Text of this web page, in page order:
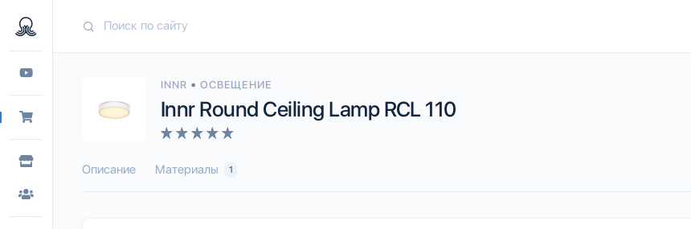
INNR • ОСВЕЩЕНИЕ
Innr Round Ceiling Lamp RCL 110
Описание Материалы 1